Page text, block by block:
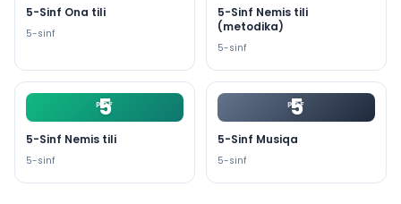
5-Sinf Ona tili
5-sinf
5-Sinf Nemis tili
(metodika)
5-sinf
5
PDF
5-Sinf Nemis tili
5-sinf
5
PDF
5-Sinf Musiqa
5-sinf